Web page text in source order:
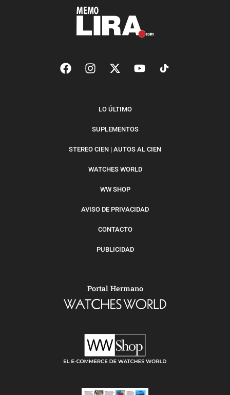
LO ÚLTIMO
SUPLEMENTOS
STEREO CIEN | AUTOS AL CIEN
WATCHES WORLD
WW SHOP
AVISO DE PRIVACIDAD
CONTACTO
PUBLICIDAD
Portal Hermano